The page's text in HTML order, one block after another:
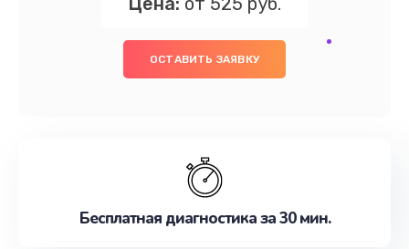
ОСТАВИТЬ ЗАЯВКУ
Бесплатная диагностика за 30 мин.